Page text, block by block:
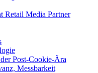
Retail Media Partner
Post-Cookie-Ära
Messbarkeit